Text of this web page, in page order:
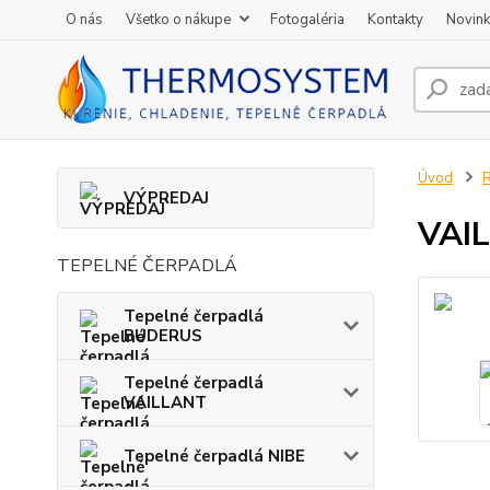
O nás Všetko o nákupe Fotogaléria Kontakty
VÝPREDAJ
TEPELNÉ ČERPADLÁ
Tepelné čerpadlá
BUDERUS
Tepelné čerpadlá
VAILLANT
Tepelné čerpadlá NIBE
Úvod